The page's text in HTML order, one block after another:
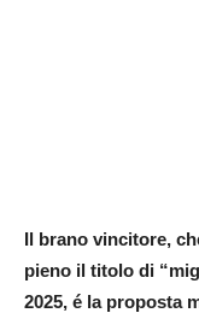
Il brano vincitore,
pieno il titolo di
2025, é la proposta